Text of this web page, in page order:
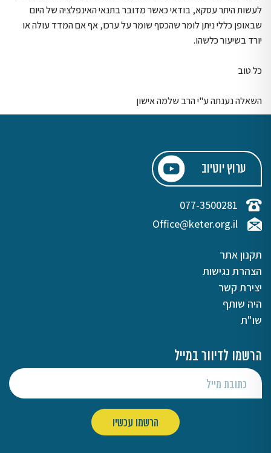
לעשות היתר עסקא, בודאי כאשר מדובר בתנאי האינפלציה של היום
שבאופן כללי ניתן לומר שהכסף שומר על ערכו, אף אם המדד עולה או
יורד בשיעור כלשהו.
כל טוב
השאלה נענתה ע"י הרב שלמה אישון
ערוץ יוטיוב
077-3500281
Office@keter.org.il
תקנון אתר
הצהרת נגישות
יצירת קשר
היה שותף
שו"ת
הרשמו לדיוור במייל